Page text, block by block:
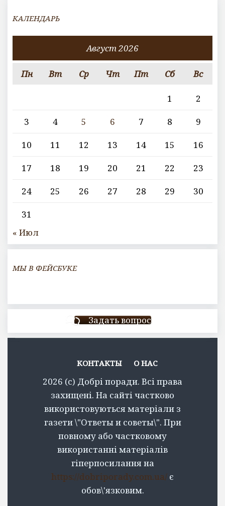
КАЛЕНДАРЬ
Август 2026
Пн Вт Ср Чт Пт Сб Вс
1
2
3
4 5 6 7 8
9
10
11 12 13 14 15
16
17
18 19 20 21 22
23
24
25 26 27 28 29
30
31
« Июл
МЫ В ФЕЙСБУКЕ
Задать вопрос
КОНТАКТЫ О НАС
2026 (c) Добрі поради. Всі права
захищені. На сайті частково
використовуються матеріали з
газети \"Ответы и советы\". При
повному або частковому
використанні матеріалів
гіперпосилання на
https://dobriporady.com.ua/ є
обов\'язковим.